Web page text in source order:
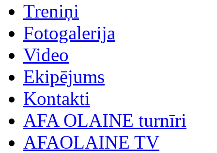
Treniņi
Fotogalerija
Video
Ekipējums
Kontakti
AFA OLAINE turnīri
AFAOLAINE TV